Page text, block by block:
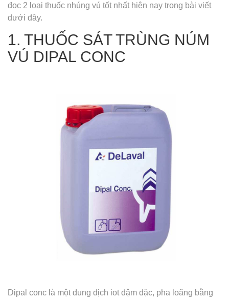
đọc 2 loại thuốc nhúng vú tốt nhất hiện nay trong bài viết
dưới đây.
1. THUỐC SÁT TRÙNG NÚM
VÚ DIPAL CONC
Dipal conc là một dung dịch iot đậm đặc, pha loãng bằng